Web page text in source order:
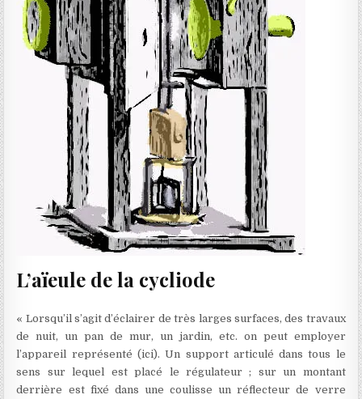
L’aïeule de la cycliode
« Lorsqu’il s’agit d’éclairer de très larges surfaces, des travaux
de nuit, un pan de mur, un jardin, etc. on peut employer
l’appareil représenté (ici). Un support articulé dans tous le
sens sur lequel est placé le régulateur ; sur un montant
derrière est fixé dans une coulisse un réflecteur de verre